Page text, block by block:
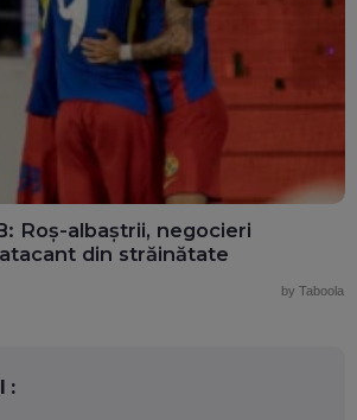
Roș-albaștrii, negocieri
din străinătate
by Taboola